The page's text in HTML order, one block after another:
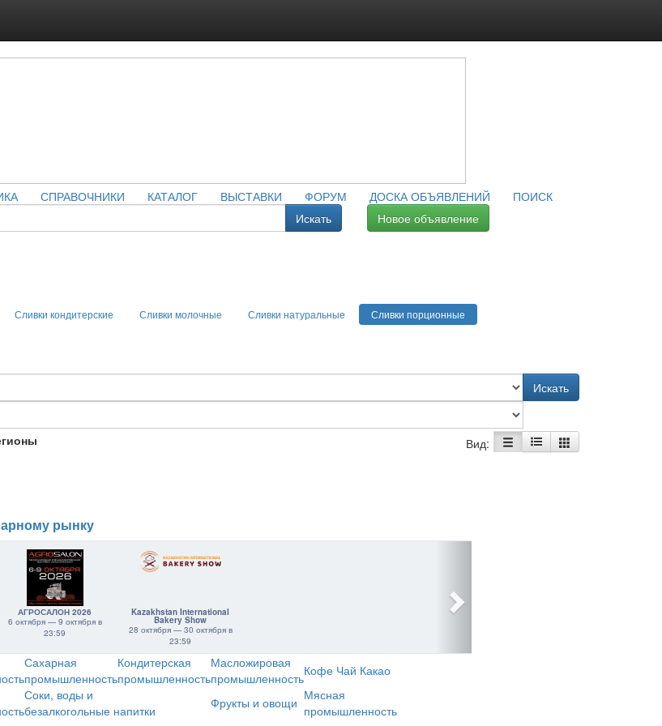
СПРАВОЧНИКИ КАТАЛОГ ВЫСТАВКИ ФОРУМ ДОСКА ОБЪЯВЛЕНИЙ
ПОИСК
Искать
Новое объявление
Сливки кондитерские Сливки молочные Сливки натуральные
Сливки порционные
Искать
Вид:
рынку
АГРОСАЛОН 2026
6 октября — 9 октября в
23:59
Kazakhstan International
Bakery Show
28 октября — 30 октября в
23:59
Сахарная
промышленность
Кондитерская
промышленность
Масложировая
промышленностьКофе Чай Какао
Соки, воды и
безалкогольные напитки
Фрукты и овощи Мясная
промышленность